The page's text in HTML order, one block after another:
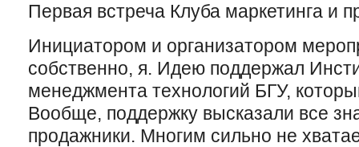
Первая встреча Клуба маркетинга и
Инициатором и организатором
собственно, я. Идею поддержал
менеджмента технологий БГУ,
Вообще, поддержку высказали все
продажники. Многим сильно не